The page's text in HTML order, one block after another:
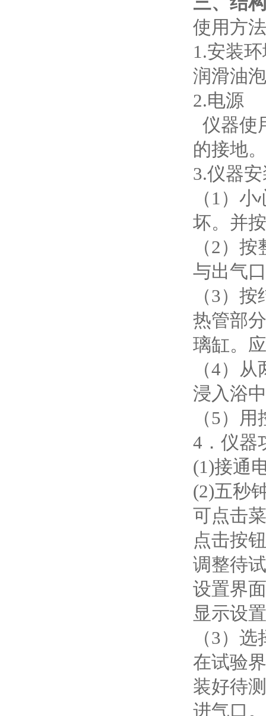
使用方法
1.安装
润滑油
2.电源
仪器使
的接地。
3.仪器
（1）
坏。并
（2）
与出气
（3）
热管部
璃缸。
（4）
浸入浴
（5）
4．仪器
(1)接通
(2)五秒
可点击
点击按
调整待
设置界
显示设
（3）
在试验
装好待
进气口